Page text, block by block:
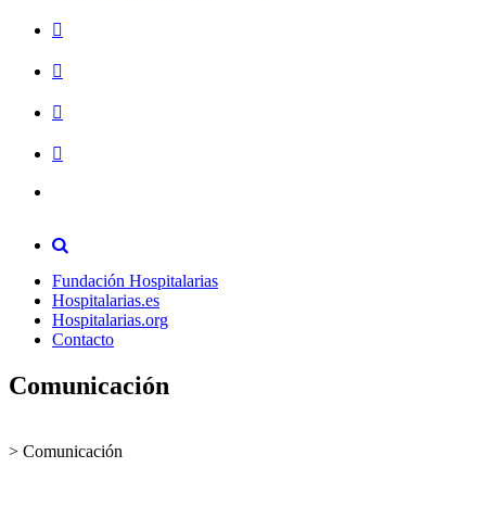
Fundación Hospitalarias
Hospitalarias.es
Hospitalarias.org
Contacto
Comunicación
> Comunicación